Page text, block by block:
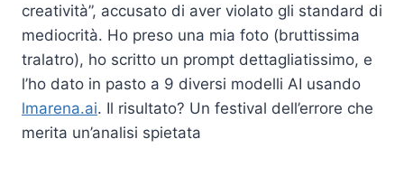
creatività”, accusato di aver violato gli standard di
mediocrità. Ho preso una mia foto (bruttissima
tralatro), ho scritto un prompt dettagliatissimo, e
l’ho dato in pasto a 9 diversi modelli AI usando
lmarena.ai. Il risultato? Un festival dell’errore che
merita un’analisi spietata